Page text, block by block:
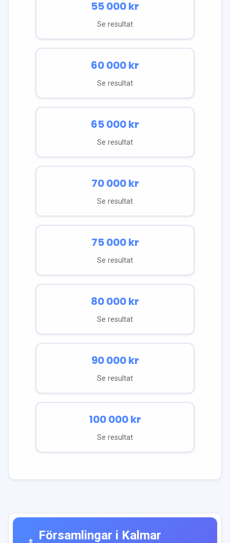
55 000kr
Se resultat
60 000kr
Se resultat
65 000kr
Se resultat
70 000kr
Se resultat
75 000kr
Se resultat
80 000kr
Se resultat
90 000kr
Se resultat
100 000kr
Se resultat
Församlingar i Kalmar